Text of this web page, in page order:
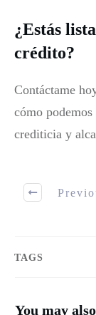
¿Estás
crédito?
Contáctame
cómo
crediticia y
TAGS
You may